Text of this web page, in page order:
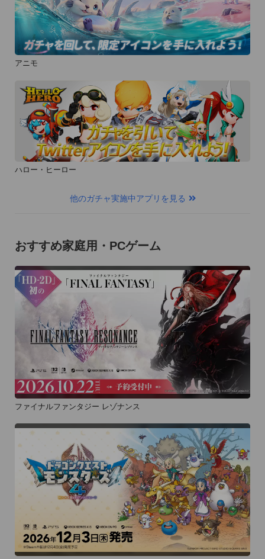
アニモ
ハロー・ヒーロー
他のガチャ実施中アプリを見る
おすすめ家庭用・PCゲーム
ファイナルファンタジー レゾナンス